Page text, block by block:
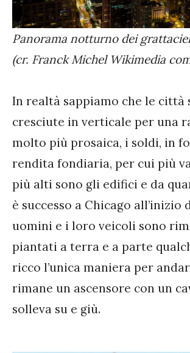
Panorama notturno dei
(cr. Franck Michel Wikimedia
In realtà sappiamo che le città
cresciute in verticale per una
molto più prosaica, i soldi, in
rendita fondiaria, per cui più
più alti sono gli edifici e da
è successo a Chicago all’inizio
uomini e i loro veicoli sono
piantati a terra e a parte
ricco l’unica maniera per
rimane un ascensore con un
solleva su e giù.